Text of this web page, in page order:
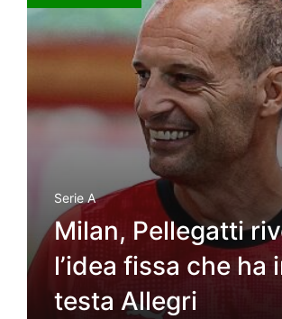
Serie A
Milan, Pellegatti
l’idea fissa che ha
testa Allegri